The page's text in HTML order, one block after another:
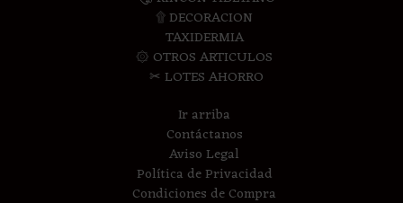
۩ DECORACION
TAXIDERMIA
۞ OTROS ARTICULOS
✂ LOTES AHORRO
Ir arriba
Contáctanos
Aviso Legal
Política de Privacidad
Condiciones de Compra